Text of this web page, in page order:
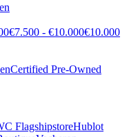
€7.500 - €10.000€10.000
Certified Pre-Owned
FlagshipstoreHublot